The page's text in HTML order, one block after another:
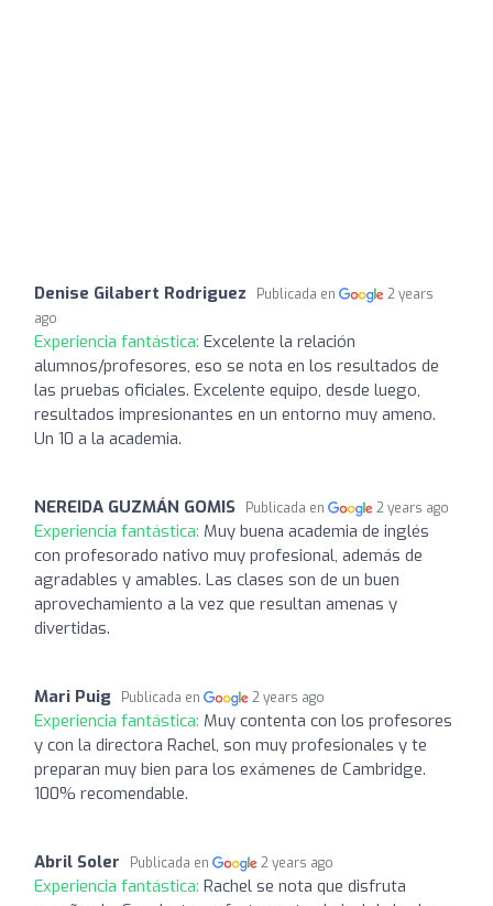
Denise Gilabert Rodriguez Publicada en
2 years
ago
Experiencia fantástica: Excelente la relación
alumnos/profesores, eso se nota en los resultados de
las pruebas oficiales. Excelente equipo, desde luego,
resultados impresionantes en un entorno muy ameno.
Un 10 a la academia.
NEREIDA GUZMÁN GOMIS Publicada en 2 years ago
Experiencia fantástica: Muy buena academia de inglés
con profesorado nativo muy profesional, además de
agradables y amables. Las clases son de un buen
aprovechamiento a la vez que resultan amenas y
divertidas.
Mari Puig Publicada en 2 years ago
Experiencia fantástica: Muy contenta con los profesores
y con la directora Rachel, son muy profesionales y te
preparan muy bien para los exámenes de Cambridge.
100% recomendable.
Abril Soler Publicada en 2 years ago
Experiencia fantástica: Rachel se nota que disfruta